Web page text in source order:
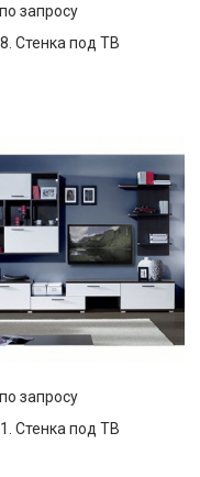
запросу
Стенка под ТВ
запросу
Стенка под ТВ